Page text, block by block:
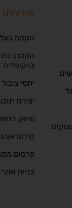
שירותים
הקמת גוגל
הקמה,
בויקיפדיה
יחסי
יצירת תוכן
שיווק
קידום
פרסום
בניית